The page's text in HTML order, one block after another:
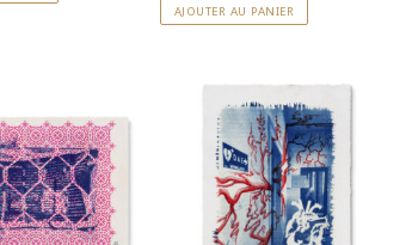
AJOUTER AU PANIER